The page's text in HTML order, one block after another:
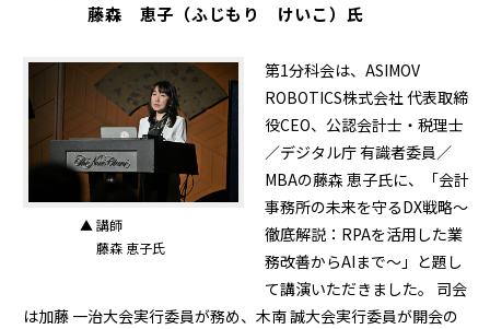
藤森 恵子（ふじもり けいこ）氏
▲ 講師
藤森 恵子氏
第1分科会は、ASIMOV
ROBOTICS株式会社 代表取締
役CEO、公認会計士・税理士
／デジタル庁 有識者委員／
MBAの藤森 恵子氏に、「会計
事務所の未来を守るDX戦略〜
徹底解説：RPAを活用した業
務改善からAIまで〜」と題し
て講演いただきました。 司会
は加藤 一治大会実行委員が務め、木南 誠大会実行委員が開会の